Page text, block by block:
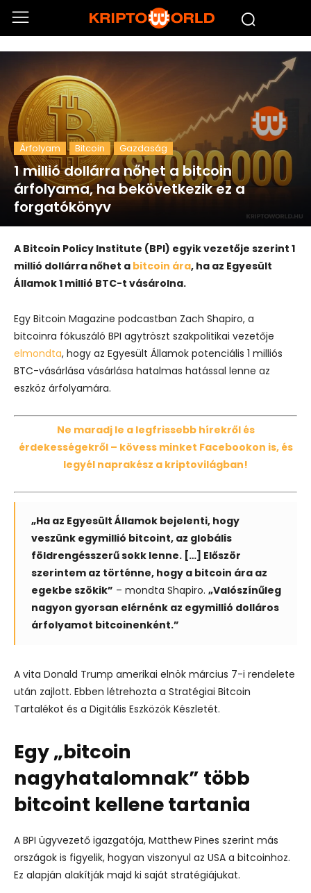
Árfolyam Bitcoin Gazdaság
1 millió dollárra nőhet a bitcoin
árfolyama, ha bekövetkezik ez a
forgatókönyv
A Bitcoin Policy Institute (BPI) egyik vezetője szerint 1
millió dollárra nőhet a bitcoin ára, ha az Egyesült
Államok 1 millió BTC-t vásárolna.
Egy Bitcoin Magazine podcastban Zach Shapiro, a
bitcoinra fókuszáló BPI agytröszt szakpolitikai vezetője
elmondta, hogy az Egyesült Államok potenciális 1 milliós
BTC-vásárlása vásárlása hatalmas hatással lenne az
eszköz árfolyamára.
Ne maradj le a legfrissebb hírekről és
érdekességekről – kövess minket Facebookon is, és
legyél naprakész a kriptovilágban!
„Ha az Egyesült Államok bejelenti, hogy
veszünk egymillió bitcoint, az globális
földrengésszerű sokk lenne. […] Először
szerintem az történne, hogy a bitcoin ára az
egekbe szökik” – mondta Shapiro. „Valószínűleg
nagyon gyorsan elérnénk az egymillió dolláros
árfolyamot bitcoinenként.”
A vita Donald Trump amerikai elnök március 7-i rendelete
után zajlott. Ebben létrehozta a Stratégiai Bitcoin
Tartalékot és a Digitális Eszközök Készletét.
Egy „bitcoin
nagyhatalomnak” több
bitcoint kellene tartania
A BPI ügyvezető igazgatója, Matthew Pines szerint más
országok is figyelik, hogyan viszonyul az USA a bitcoinhoz.
Ez alapján alakítják majd ki saját stratégiájukat.